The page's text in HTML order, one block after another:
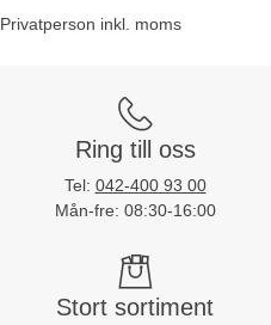
Privatperson inkl. moms
Ring till oss
Tel: 042-400 93 00
Mån-fre: 08:30-16:00
Stort sortiment